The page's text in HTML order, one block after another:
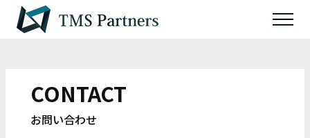
CONTACT
お問い合わせ